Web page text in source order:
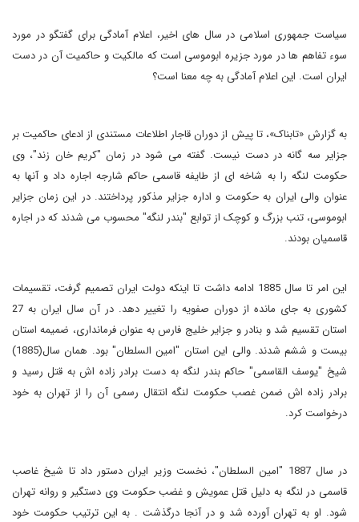
سیاست جمهوری اسلامی در سال های اخیر، اعلام آمادگی برای گفتگو در مورد
سوء تفاهم ها در مورد جزیره ابوموسی است که مالکیت و حاکمیت آن در دست
ایران است. این اعلام آمادگی به چه معنا است؟
به گزارش «تابناک»، تا پیش از دوران قاجار اطلاعات مستندی از ادعای حاکمیت بر
جزایر سه گانه در دست نیست. گفته می شود در زمان "کریم خان زند"، وی
حکومت لنگه را به شاخه ای از طایفه قاسمی حاکم شارجه اجاره داد و آنها به
عنوان والی ایران به حکومت و اداره جزایر مذکور پرداختند. در این زمان جزایر
ابوموسی، تنب بزرگ و کوچک از توابع "بندر لنگه" محسوب می شدند که در اجاره
قاسمیان بودند.
این امر تا سال 1885 ادامه داشت تا اینکه دولت ایران تصمیم گرفت، تقسیمات
کشوری به جای مانده از دوران صفویه را تغییر دهد. در آن سال ایران به 27
استان تقسیم شد و بنادر و جزایر خلیج فارس به عنوان فرمانداری، ضمیمه استان
بیست و ششم شدند. والی این استان "امین السلطان" بود. همان سال(1885)
شیخ "یوسف القاسمی" حاکم بندر لنگه به دست برادر زاده اش به قتل رسید و
برادر زاده اش ضمن غصب حکومت لنگه انتقال رسمی آن را از تهران به خود
درخواست کرد.
در سال 1887 "امین السلطان"، نخست وزیر ایران دستور داد تا شیخ غاصب
قاسمی در لنگه به دلیل قتل عمویش و غضب حکومت وی دستگیر و روانه تهران
شود. او به تهران آورده شد و در آنجا درگذشت . به این ترتیب حکومت خود